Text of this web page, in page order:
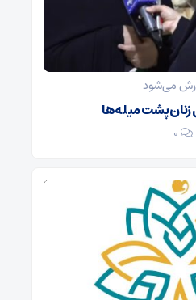
می‌شود
پشت میله‌ها
0